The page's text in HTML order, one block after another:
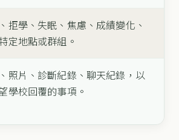
拒學、失眠、焦慮、成績變化、
定地點或群組。
照片、診斷紀錄、聊天紀錄，以
學校回覆的事項。